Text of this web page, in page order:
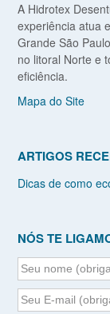
A Hidrotex
experiência atua
Grande São
no litoral Norte e
eficiência.
Mapa do Site
ARTIGOS
Dicas de como
NÓS TE